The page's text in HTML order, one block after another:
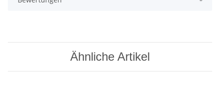
Ähnliche Artikel